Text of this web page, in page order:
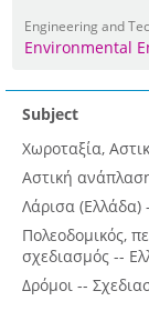
Engineering and
Environmental
Subject
Χωροταξία,
Αστική
Λάρισα (Ελλάδα)
Πολεοδομικός,
σχεδιασμός --
Δρόμοι --